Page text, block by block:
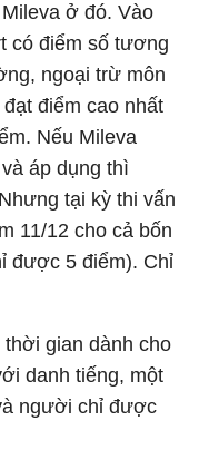
ở đó. Vào
có điểm số tương
ngoại trừ môn
điểm cao nhất
Nếu Mileva
áp dụng thì
tại kỳ thi vấn
11/12 cho cả bốn
được 5 điểm). Chỉ
gian dành cho
danh tiếng, một
người chỉ được